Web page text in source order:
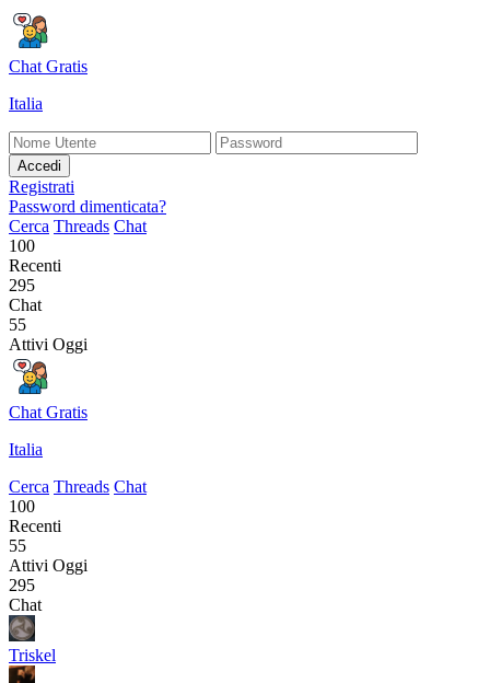
Chat Gratis
Italia
Accedi
Registrati
Password dimenticata?
Cerca Threads Chat
100
Recenti
295
Chat
55
Attivi Oggi
Chat Gratis
Italia
Cerca Threads Chat
100
Recenti
55
Attivi Oggi
295
Chat
Triskel